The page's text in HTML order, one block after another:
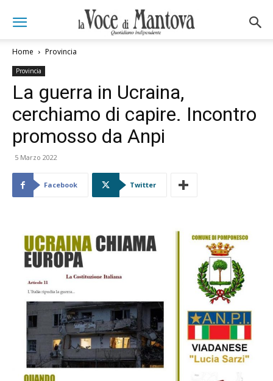
Home Provincia
Provincia
La guerra in Ucraina,
cerchiamo di capire. Incontro
promosso da Anpi
5 Marzo 2022
Facebook Twitter